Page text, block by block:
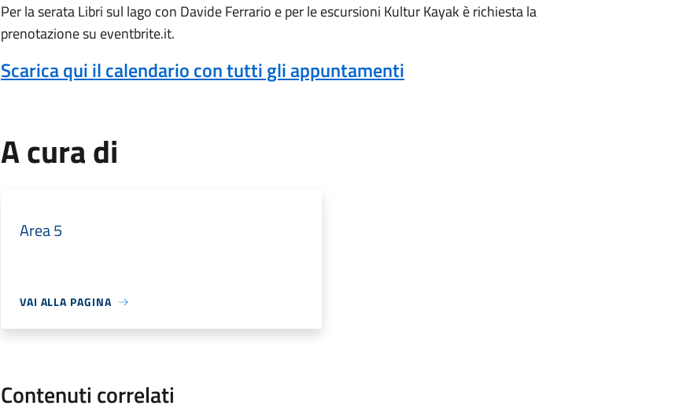
Per la serata Libri sul lago con Davide Ferrario e per le escursioni Kultur Kayak è richiesta la
prenotazione su eventbrite.it.
Scarica qui il calendario con tutti gli appuntamenti
A cura di
Area 5
VAI ALLA PAGINA
Contenuti correlati